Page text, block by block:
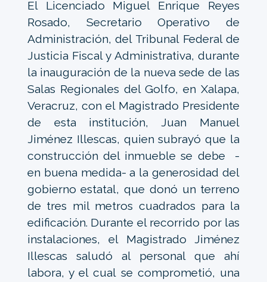
El Licenciado Miguel Enrique Reyes
Rosado, Secretario Operativo de
Administración, del Tribunal Federal de
Justicia Fiscal y Administrativa, durante
la inauguración de la nueva sede de las
Salas Regionales del Golfo, en Xalapa,
Veracruz, con el Magistrado Presidente
de esta institución, Juan Manuel
Jiménez Illescas, quien subrayó que la
construcción del inmueble se debe -
en buena medida- a la generosidad del
gobierno estatal, que donó un terreno
de tres mil metros cuadrados para la
edificación. Durante el recorrido por las
instalaciones, el Magistrado Jiménez
Illescas saludó al personal que ahí
labora, y el cual se comprometió, una